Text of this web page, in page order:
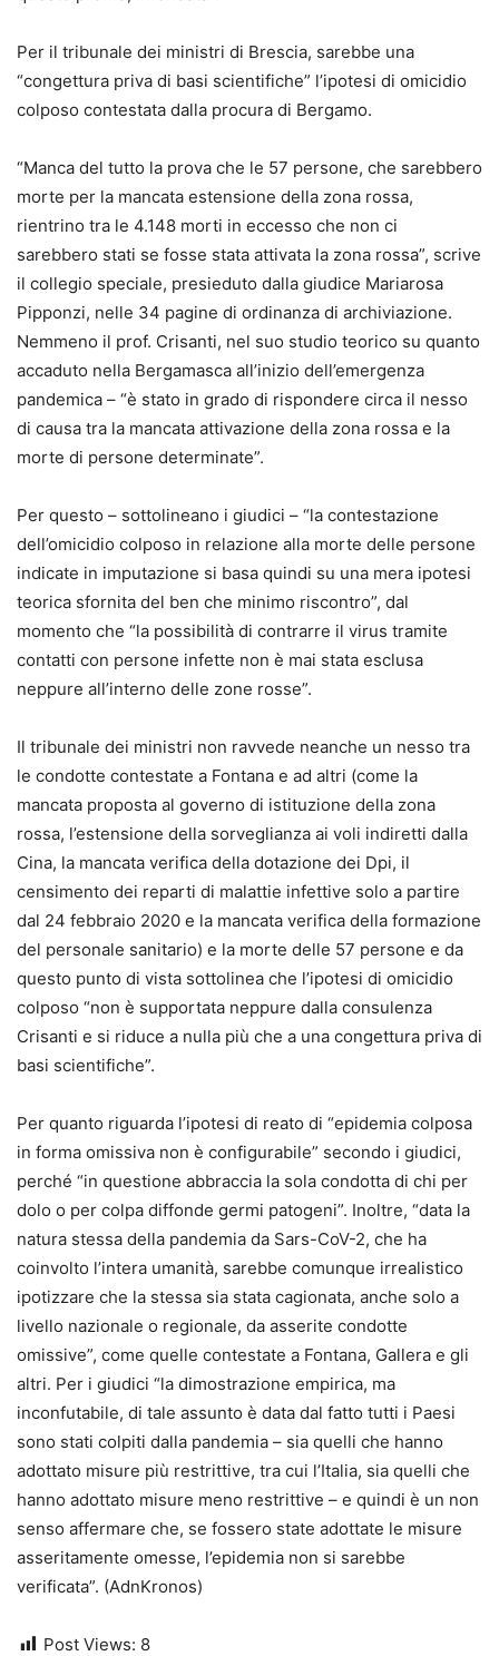
Per il tribunale dei ministri di Brescia, sarebbe una
“congettura priva di basi scientifiche” l’ipotesi di omicidio
colposo contestata dalla procura di Bergamo.
“Manca del tutto la prova che le 57 persone, che sarebbero
morte per la mancata estensione della zona rossa,
rientrino tra le 4.148 morti in eccesso che non ci
sarebbero stati se fosse stata attivata la zona rossa”, scrive
il collegio speciale, presieduto dalla giudice Mariarosa
Pipponzi, nelle 34 pagine di ordinanza di archiviazione.
Nemmeno il prof. Crisanti, nel suo studio teorico su quanto
accaduto nella Bergamasca all’inizio dell’emergenza
pandemica – “è stato in grado di rispondere circa il nesso
di causa tra la mancata attivazione della zona rossa e la
morte di persone determinate”.
Per questo – sottolineano i giudici – “la contestazione
dell’omicidio colposo in relazione alla morte delle persone
indicate in imputazione si basa quindi su una mera ipotesi
teorica sfornita del ben che minimo riscontro”, dal
momento che “la possibilità di contrarre il virus tramite
contatti con persone infette non è mai stata esclusa
neppure all’interno delle zone rosse”.
Il tribunale dei ministri non ravvede neanche un nesso tra
le condotte contestate a Fontana e ad altri (come la
mancata proposta al governo di istituzione della zona
rossa, l’estensione della sorveglianza ai voli indiretti dalla
Cina, la mancata verifica della dotazione dei Dpi, il
censimento dei reparti di malattie infettive solo a partire
dal 24 febbraio 2020 e la mancata verifica della formazione
del personale sanitario) e la morte delle 57 persone e da
questo punto di vista sottolinea che l’ipotesi di omicidio
colposo “non è supportata neppure dalla consulenza
Crisanti e si riduce a nulla più che a una congettura priva di
basi scientifiche”.
Per quanto riguarda l’ipotesi di reato di “epidemia colposa
in forma omissiva non è configurabile” secondo i giudici,
perché “in questione abbraccia la sola condotta di chi per
dolo o per colpa diffonde germi patogeni”. Inoltre, “data la
natura stessa della pandemia da Sars-CoV-2, che ha
coinvolto l’intera umanità, sarebbe comunque irrealistico
ipotizzare che la stessa sia stata cagionata, anche solo a
livello nazionale o regionale, da asserite condotte
omissive”, come quelle contestate a Fontana, Gallera e gli
altri. Per i giudici “la dimostrazione empirica, ma
inconfutabile, di tale assunto è data dal fatto tutti i Paesi
sono stati colpiti dalla pandemia – sia quelli che hanno
adottato misure più restrittive, tra cui l’Italia, sia quelli che
hanno adottato misure meno restrittive – e quindi è un non
senso affermare che, se fossero state adottate le misure
asseritamente omesse, l’epidemia non si sarebbe
verificata”. (AdnKronos)
Post Views: 8